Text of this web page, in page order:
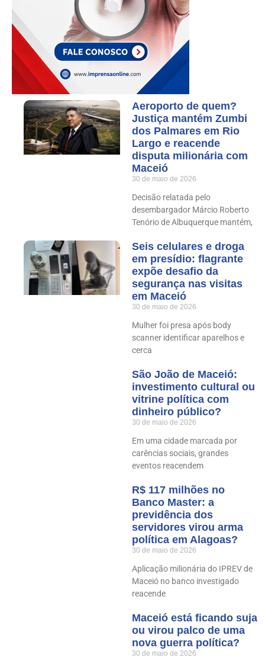
Aeroporto de quem?
Justiça mantém Zumbi
dos Palmares em Rio
Largo e reacende
disputa milionária com
Maceió
30 de maio de 2026
Decisão relatada pelo
desembargador Márcio Roberto
Tenório de Albuquerque mantém,
Seis celulares e droga
em presídio: flagrante
expõe desafio da
segurança nas visitas
em Maceió
30 de maio de 2026
Mulher foi presa após body
scanner identificar aparelhos e
cerca
São João de Maceió:
investimento cultural ou
vitrine política com
dinheiro público?
30 de maio de 2026
Em uma cidade marcada por
carências sociais, grandes
eventos reacendem
R$ 117 milhões no
Banco Master: a
previdência dos
servidores virou arma
política em Alagoas?
30 de maio de 2026
Aplicação milionária do IPREV de
Maceió no banco investigado
reacende
Maceió está ficando suja
ou virou palco de uma
nova guerra política?
30 de maio de 2026